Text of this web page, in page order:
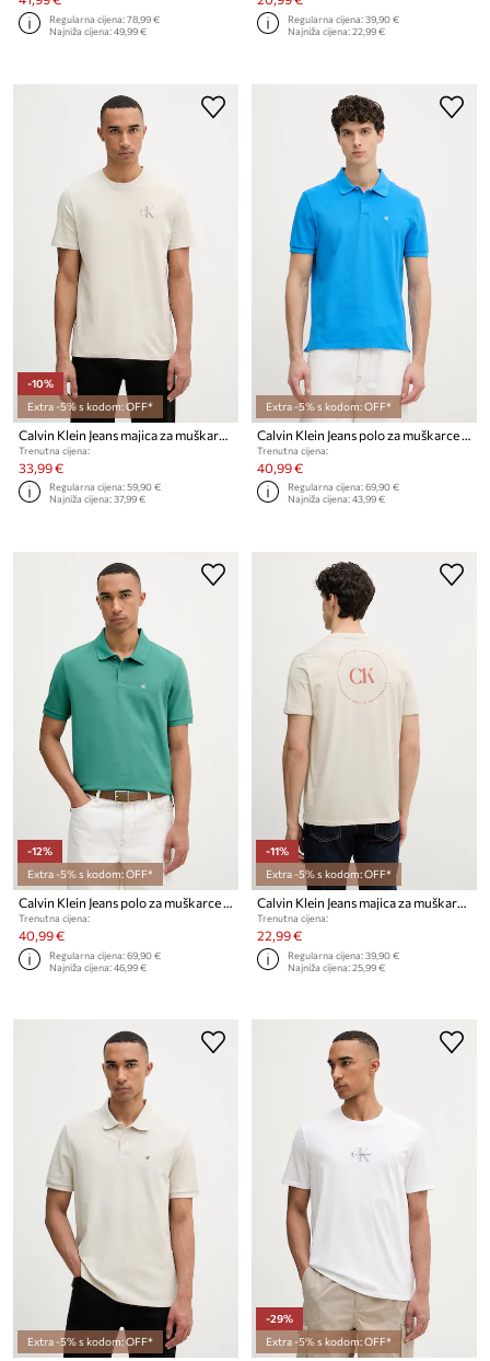
Regularna cijena:78,99 €
Najniža cijena:49,99 €
Regularna cijena:39,90 €
Najniža cijena:22,99 €
-10%
Extra -5% s kodom: OFF*
Trenutna cijena:
33,99 €
Regularna cijena:59,90 €
Najniža cijena:37,99 €
Extra -5% s kodom: OFF*
Trenutna cijena:
40,99 €
Regularna cijena:69,90 €
Najniža cijena:43,99 €
-12%
Extra -5% s kodom: OFF*
Calvin Klein Jeans polo za muškarce od pamuka
Trenutna cijena:
40,99 €
Regularna cijena:69,90 €
Najniža cijena:46,99 €
-11%
Extra -5% s kodom: OFF*
Calvin Klein Jeans majica za muškarce od pamuka
Trenutna cijena:
22,99 €
Regularna cijena:39,90 €
Najniža cijena:25,99 €
Extra -5% s kodom: OFF*
-29%
Extra -5% s kodom: OFF*